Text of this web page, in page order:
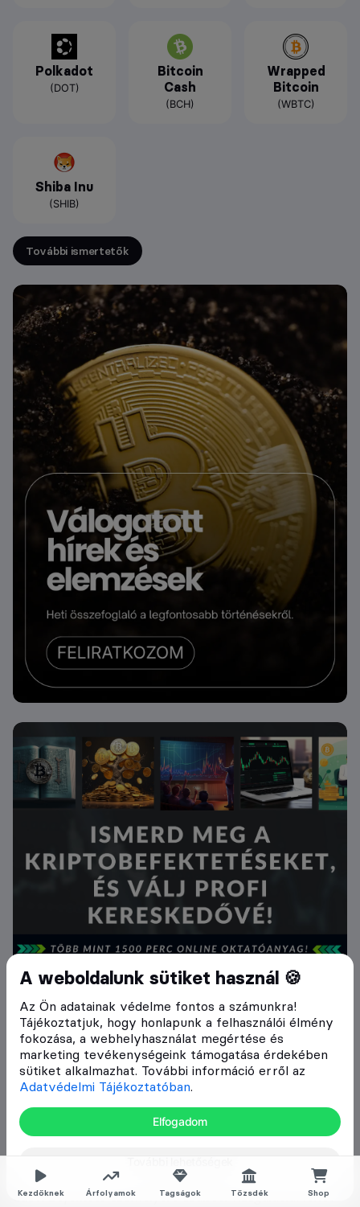
Kezdőknek Árfolyamok Tagságok Tőzsdék Shop
A weboldalunk sütiket használ 🍪
Az Ön adatainak védelme fontos a számunkra!
Tájékoztatjuk, hogy honlapunk a felhasználói élmény
fokozása, a webhelyhasználat megértése és
marketing tevékenységeink támogatása érdekében
sütiket alkalmazhat. További információ erről az
Adatvédelmi Tájékoztatóban.
Elfogadom
Polkadot
(DOT)
Bitcoin
Cash
(BCH)
Wrapped
Bitcoin
(WBTC)
Shiba Inu
(SHIB)
További ismertetők
A CryptoFalka által szolgáltatott információk és
megjelenő írások nem valósítanak meg a 2007. évi
CXXXVIII. törvény (Bszt.) 4. § (2). bek 8. pontja szerinti
tanácsadást. Bármely befektetési döntés meghozatala
során az adott befektetés megfelelőségét csak az
adott befektető személyére szabott vizsgálattal lehet